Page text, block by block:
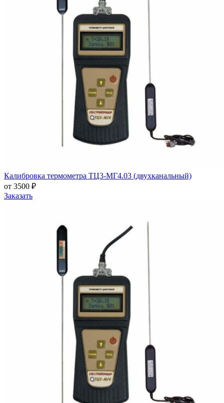
Калибровка термометра ТЦ3-МГ4.03 (двухканальный)
от 3500 ₽
Заказать